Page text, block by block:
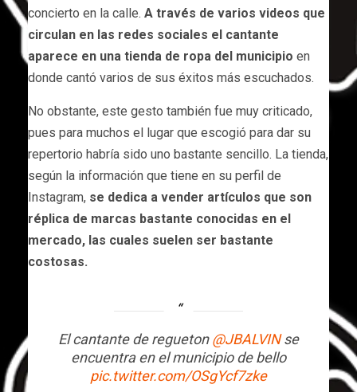
concierto en la calle. A través de varios videos que
circulan en las redes sociales el cantante
aparece en una tienda de ropa del municipio en
donde cantó varios de sus éxitos más escuchados.
No obstante, este gesto también fue muy criticado,
pues para muchos el lugar que escogió para dar su
repertorio habría sido uno bastante sencillo. La tienda,
según la información que tiene en su perfil de
Instagram, se dedica a vender artículos que son
réplica de marcas bastante conocidas en el
mercado, las cuales suelen ser bastante
costosas.
El cantante de regueton@JBALVINse
encuentra en el municipio de bello
pic.twitter.com/OSgYcf7zke